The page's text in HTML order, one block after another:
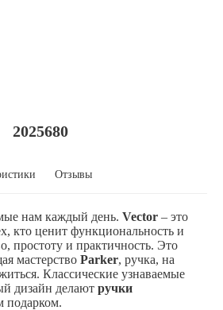
2025680
Отзывы
нам каждый день. Vector – это
кто ценит функциональность и
простоту и практичность. Это
мастерство Parker, ручка, на
Классические узнаваемые
дизайн делают ручки
подарком.